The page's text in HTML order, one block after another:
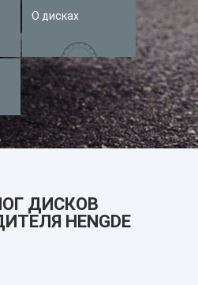
иномарок
О дисках
ДИСКОВ
HENGDE